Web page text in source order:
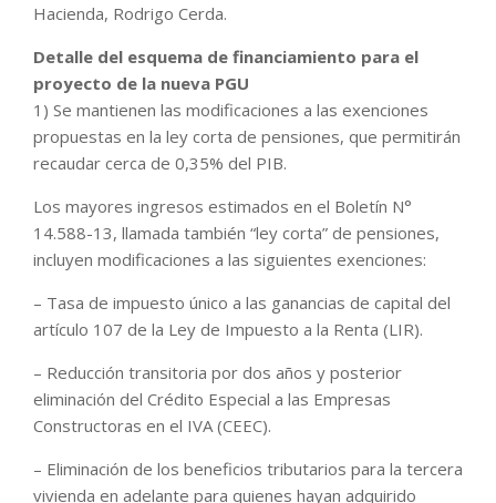
Hacienda, Rodrigo Cerda.
Detalle del esquema de financiamiento para el
proyecto de la nueva PGU
1) Se mantienen las modificaciones a las exenciones
propuestas en la ley corta de pensiones, que permitirán
recaudar cerca de 0,35% del PIB.
Los mayores ingresos estimados en el Boletín N°
14.588-13, llamada también “ley corta” de pensiones,
incluyen modificaciones a las siguientes exenciones:
– Tasa de impuesto único a las ganancias de capital del
artículo 107 de la Ley de Impuesto a la Renta (LIR).
– Reducción transitoria por dos años y posterior
eliminación del Crédito Especial a las Empresas
Constructoras en el IVA (CEEC).
– Eliminación de los beneficios tributarios para la tercera
vivienda en adelante para quienes hayan adquirido